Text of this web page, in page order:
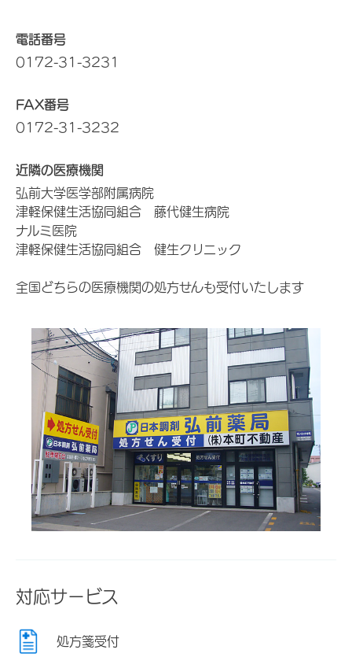
電話番号
0172-31-3231
FAX番号
0172-31-3232
近隣の医療機関
弘前大学医学部附属病院
津軽保健生活協同組合 藤代健生病院
ナルミ医院
津軽保健生活協同組合 健生クリニック
全国どちらの医療機関の処方せんも受付いたします
対応サービス
処方箋受付